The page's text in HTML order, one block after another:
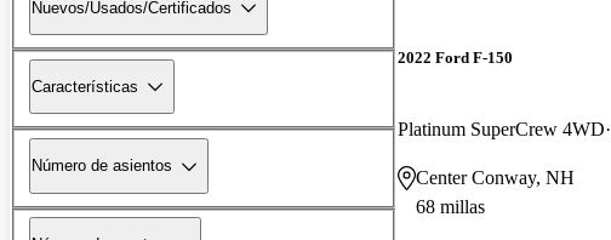
Nuevos/Usados/Certificados
Características
Número de asientos
2022 Ford F-150
Platinum SuperCrew 4WD
Center Conway, NH
68 millas